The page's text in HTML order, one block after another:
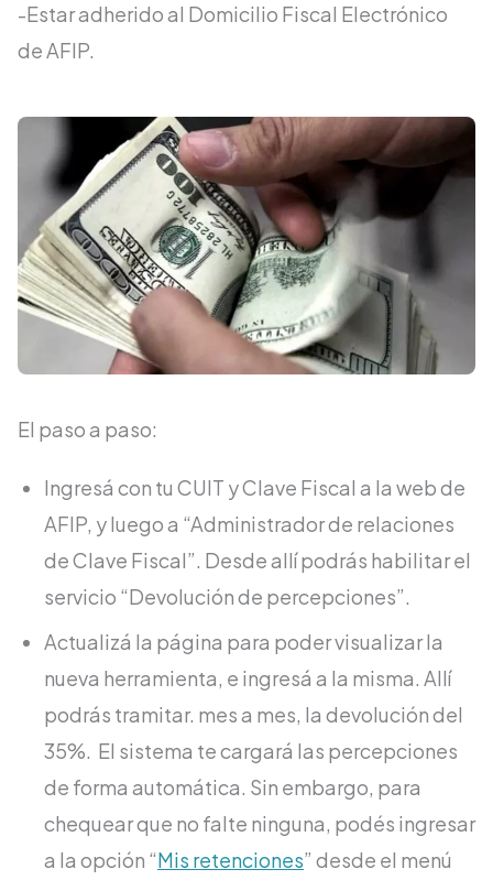
-Estar adherido al Domicilio Fiscal Electrónico
de AFIP.
El paso a paso:
Ingresá con tu CUIT y Clave Fiscal a la web de
AFIP, y luego a “Administrador de relaciones
de Clave Fiscal”. Desde allí podrás habilitar el
servicio “Devolución de percepciones”.
Actualizá la página para poder visualizar la
nueva herramienta, e ingresá a la misma. Allí
podrás tramitar. mes a mes, la devolución del
35%. El sistema te cargará las percepciones
de forma automática. Sin embargo, para
chequear que no falte ninguna, podés ingresar
a la opción “Mis retenciones” desde el menú